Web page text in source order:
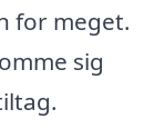
for meget.
sig